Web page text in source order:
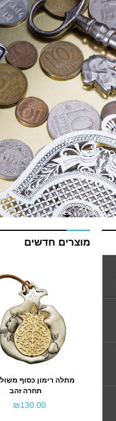
מוצרים חדשים
מתלה רימון כסוף
תחרה זהב
₪‎130.00